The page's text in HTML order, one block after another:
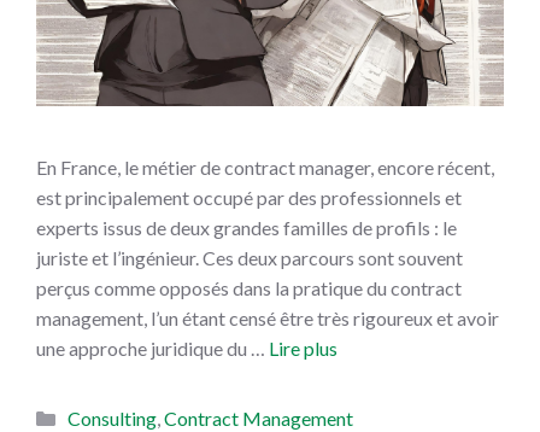
En France, le métier de contract manager, encore récent,
est principalement occupé par des professionnels et
experts issus de deux grandes familles de profils : le
juriste et l’ingénieur. Ces deux parcours sont souvent
perçus comme opposés dans la pratique du contract
management, l’un étant censé être très rigoureux et avoir
une approche juridique du … Lire plus
Catégories
Consulting,Contract Management